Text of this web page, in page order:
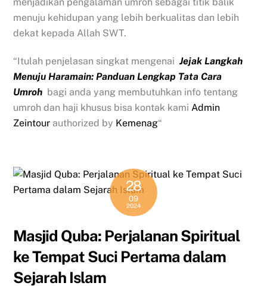
menuju kehidupan yang lebih berkualitas dan lebih
dekat kepada Allah SWT.
“Itulah penjelasan singkat mengenai Jejak Langkah
Menuju Haramain: Panduan Lengkap Tata Cara
Umroh bagi anda yang membutuhkan info tentang
umroh dan haji khusus bisa kontak kami Admin
Zeintour authorized by Kemenag“
28
09
2024
Masjid Quba: Perjalanan Spiritual
ke Tempat Suci Pertama dalam
Sejarah Islam